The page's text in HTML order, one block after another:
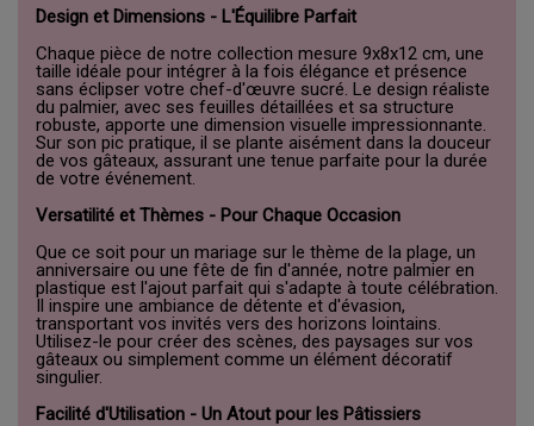
Design et Dimensions - L'Équilibre Parfait
Chaque pièce de notre collection mesure 9x8x12 cm, une
taille idéale pour intégrer à la fois élégance et présence
sans éclipser votre chef-d'œuvre sucré. Le design réaliste
du palmier, avec ses feuilles détaillées et sa structure
robuste, apporte une dimension visuelle impressionnante.
Sur son pic pratique, il se plante aisément dans la douceur
de vos gâteaux, assurant une tenue parfaite pour la durée
de votre événement.
Versatilité et Thèmes - Pour Chaque Occasion
Que ce soit pour un mariage sur le thème de la plage, un
anniversaire ou une fête de fin d'année, notre palmier en
plastique est l'ajout parfait qui s'adapte à toute célébration.
Il inspire une ambiance de détente et d'évasion,
transportant vos invités vers des horizons lointains.
Utilisez-le pour créer des scènes, des paysages sur vos
gâteaux ou simplement comme un élément décoratif
singulier.
Facilité d'Utilisation - Un Atout pour les Pâtissiers